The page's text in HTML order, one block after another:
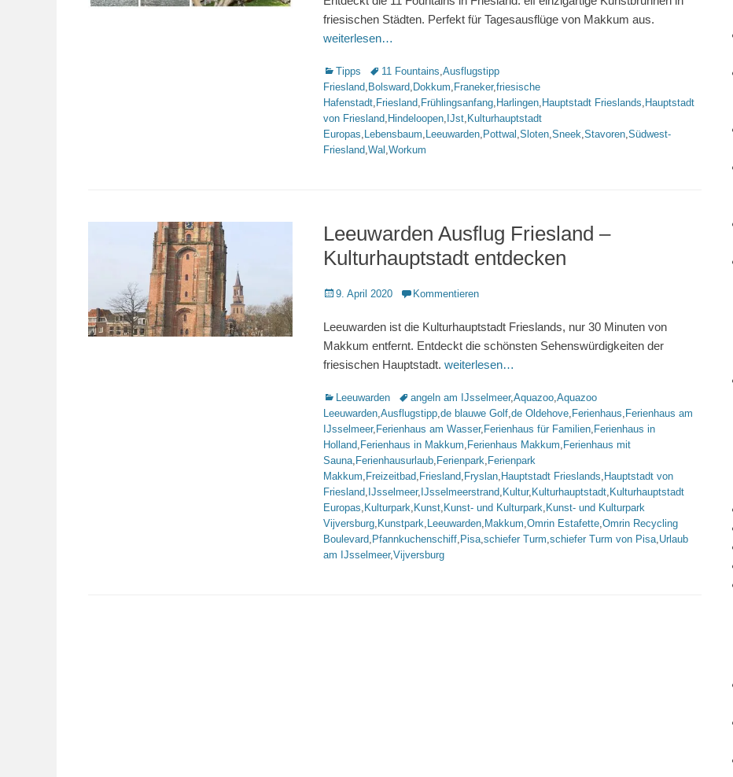
friesischen Städten. Perfekt für Tagesausflüge von Makkum aus.
weiterlesen…
Kategorien
Tipps Schlagworte
11 Fountains,Ausflugstipp
Friesland, Bolsward, Dokkum, Franeker,friesische
Hafenstadt, Friesland, Frühlingsanfang, Harlingen, Hauptstadt Frieslands, Hauptstadt
von Friesland, Hindeloopen, IJst, Kulturhauptstadt
Europas, Lebensbaum, Leeuwarden, Pottwal ,Sloten,Sneek,Stavoren,Südwest-
Friesland,Wal ,Workum
Leeuwarden Ausflug Friesland –
Kulturhauptstadt entdecken
Veröffentlicht
9. April 2020 Kommentieren
Leeuwarden ist die Kulturhauptstadt Frieslands, nur 30 Minuten von
Makkum entfernt. Entdeckt die schönsten Sehenswürdigkeiten der
friesischen Hauptstadt. weiterlesen…
Kategorien
Leeuwarden Schlagworte
angeln am IJsselmeer,Aquazoo,Aquazoo
Leeuwarden,Ausflugstipp,de blauwe Golf,de Oldehove, Ferienhaus, Ferienhaus am
IJsselmeer, Ferienhaus am Wasser, Ferienhaus für Familien, Ferienhaus in
Holland, Ferienhaus in Makkum, Ferienhaus Makkum, Ferienhaus mit
Sauna, Ferienhausurlaub, Ferienpark, Ferienpark
Makkum, Freizeitbad, Friesland, Fryslan, Hauptstadt Frieslands, Hauptstadt von
Friesland, IJsselmeer, IJsselmeerstrand, Kultur, Kulturhauptstadt, Kulturhauptstadt
Europas, Kulturpark, Kunst, Kunst- und Kulturpark, Kunst- und Kulturpark
Vijversburg, Kunstpark, Leeuwarden, Makkum,Omrin Estafette,Omrin Recycling
Boulevard, Pfannkuchenschiff, Pisa,schiefer Turm,schiefer Turm von Pisa,Urlaub
am IJsselmeer,Vijversburg